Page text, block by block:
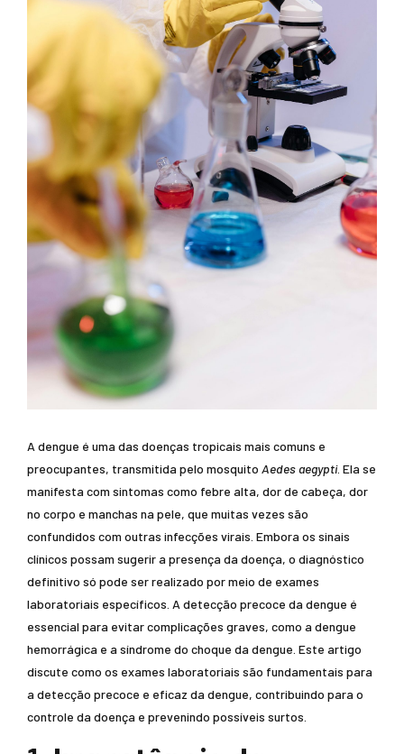
A dengue é uma das doenças tropicais mais comuns e
preocupantes, transmitida pelo mosquito Aedes aegypti. Ela se
manifesta com sintomas como febre alta, dor de cabeça, dor
no corpo e manchas na pele, que muitas vezes são
confundidos com outras infecções virais. Embora os sinais
clínicos possam sugerir a presença da doença, o diagnóstico
definitivo só pode ser realizado por meio de exames
laboratoriais específicos. A detecção precoce da dengue é
essencial para evitar complicações graves, como a dengue
hemorrágica e a síndrome do choque da dengue. Este artigo
discute como os exames laboratoriais são fundamentais para
a detecção precoce e eficaz da dengue, contribuindo para o
controle da doença e prevenindo possíveis surtos.